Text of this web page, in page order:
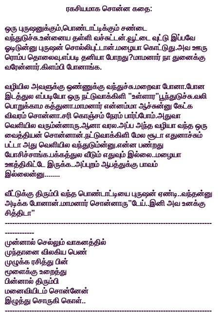
ரகசியமாக சொன்ன கதை:
ஒரு புருஷனுக்கும்,பொண்டாட்டிக்கும் சண்டை
வந்துடுச்சு.உன்னைய தள்ளி வச்சுட்டன்.வூட்டை வுட்டு இப்பவே
ஓடிடுன்னு புருஷன் சொல்லிபுட்டான்.மழையா கொட்டுது.அவ ஊரு
ரொம்ப தொலைவு.எப்படி தனியா போறது?மாமனார் நா துனைக்கு
வரேன்னார்.கிளம்பி போனாங்க.
வழியில அவளுக்கு ஒண்ணுக்கு வந்துச்சு.மறைவா போனா.போன
இடத்துல எப்படியோ ஒரு நட்டுவாக்கிளி ”உள்ளார”பூந்துடுச்சு.வலி
பொறுக்காம கத்துனா.மாமனார் என்னம்மா ஆச்சுன்னு கேட்க
விவரம் சொன்னா.சரி கொஞ்சம் நேரம் பார்ப்போம்.அதுவா
வெளியில வரும்ன்னாரு.ஆனா வரல.அப்ப அந்த வழியா வந்த ஒரு
வைத்தியன் சொன்னான்.நட்டுவாக்கிளி மேல சூடா எதுனாச்சும்
பட்டா அது வெளியில வந்துடும்ன்னு.என்ன பண்றது
யோசிச்சாங்க.பக்கத்துல வீடும் எதுவும் இல்லை..மழையா
ஊத்திகிட்டே இருக்க..அப்புறம் ஆபத்துக்கு பாவம்
இல்லைன்னு........
வீட்டுக்கு திரும்பி வந்த பொண்டாட்டியை புருஷன் ஏண்டி..வந்தன்னு
அடிக்க போனான்.மாமனார் சொன்னாரு”டேய்..இனி அவ உனக்கு
சித்திடா”
-------------------------------------------------------------------------------------
------------
முன்னால் செல்லும் வாகனத்தில்
முந்தானை விலகிய பெண்
முழுக்க ரசித்து பின்
மூளைக்கு உறைத்து
பின்னால் திரும்பி
மனைவியிடம் சொன்னேன்
இழுத்து சொருகி கொள்..
-------------------------------------------------------------------------------------